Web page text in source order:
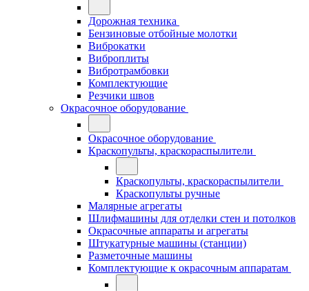
Дорожная техника
Бензиновые отбойные молотки
Виброкатки
Виброплиты
Вибротрамбовки
Комплектующие
Резчики швов
Окрасочное оборудование
Окрасочное оборудование
Краскопульты, краскораспылители
Краскопульты, краскораспылители
Краскопульты ручные
Малярные агрегаты
Шлифмашины для отделки стен и потолков
Окрасочные аппараты и агрегаты
Штукатурные машины (станции)
Разметочные машины
Комплектующие к окрасочным аппаратам